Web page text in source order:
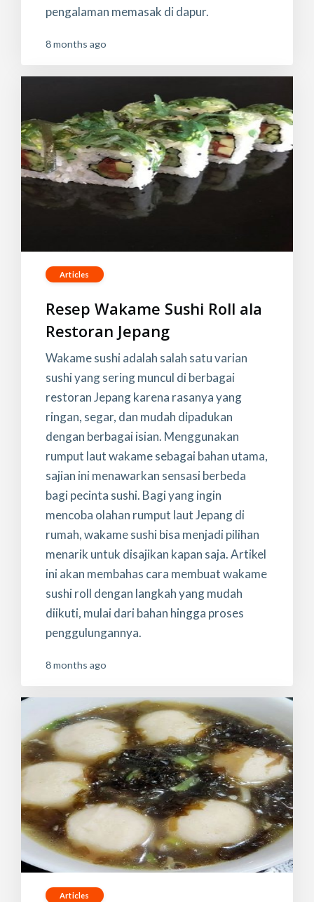
pengalaman memasak di dapur.
8 months ago
Articles
Resep Wakame Sushi Roll ala
Restoran Jepang
Wakame sushi adalah salah satu varian
sushi yang sering muncul di berbagai
restoran Jepang karena rasanya yang
ringan, segar, dan mudah dipadukan
dengan berbagai isian. Menggunakan
rumput laut wakame sebagai bahan utama,
sajian ini menawarkan sensasi berbeda
bagi pecinta sushi. Bagi yang ingin
mencoba olahan rumput laut Jepang di
rumah, wakame sushi bisa menjadi pilihan
menarik untuk disajikan kapan saja. Artikel
ini akan membahas cara membuat wakame
sushi roll dengan langkah yang mudah
diikuti, mulai dari bahan hingga proses
penggulungannya.
8 months ago
Articles